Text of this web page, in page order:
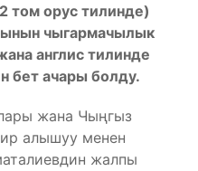
том орус тилинде)
чыгармачылык
англис тилинде
бет ачары болду.
жана Чыңгыз
алышуу менен
жалпы